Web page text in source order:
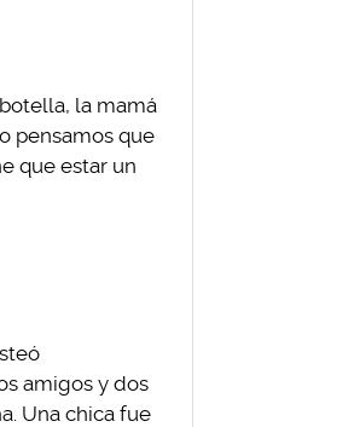
la mamá
pensamos que
que estar un
amigos y dos
Una chica fue